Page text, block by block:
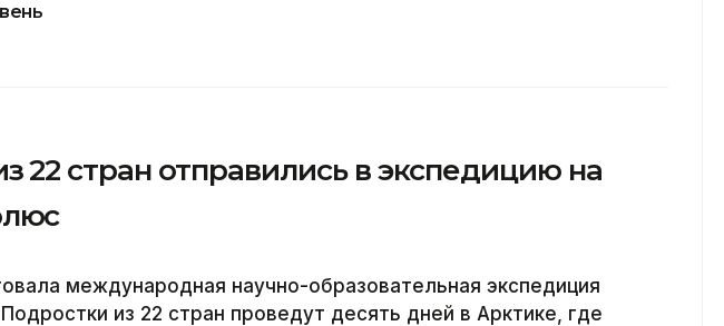
22 стран отправились в экспедицию на
международная научно-образовательная экспедиция
из 22 стран проведут десять дней в Арктике, где